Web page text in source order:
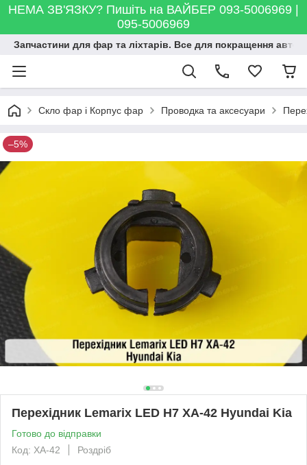
НЕМА ЗВ'ЯЗКУ? Пишіть на ВАЙБЕР 093-5006969 |
095-5006969
Запчастини для фар та ліхтарів. Все для покращення
Скло фар і Корпус фар Проводка та аксесуари
–5%
Перехідник Lemarix LED H7 XA-42 Hyundai Kia
Готово до відправки
Код: XA-42
Роздріб